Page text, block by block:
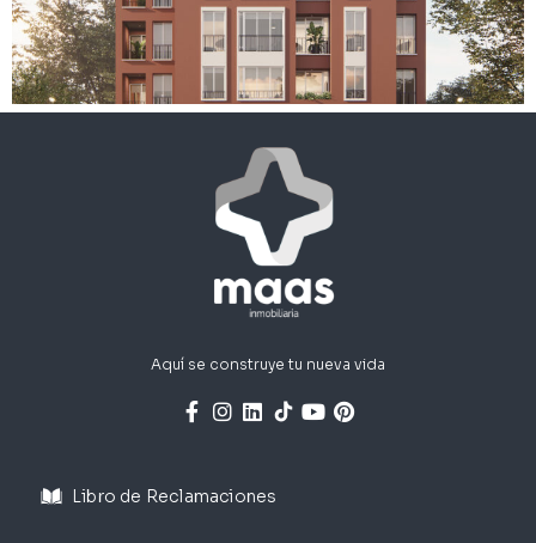
Aquí se construye tu nueva vida
Libro de Reclamaciones